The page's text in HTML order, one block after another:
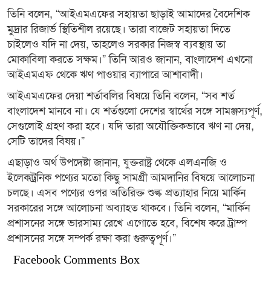
তিনি বলেন, “আইএমএফের সহায়তা ছাড়াই আমাদের বৈদেশিক
মুদ্রার রিজার্ভ স্থিতিশীল রয়েছে। তারা বাজেট সহায়তা দিতে
চাইলেও যদি না দেয়, তাহলেও সরকার নিজস্ব ব্যবস্থায় তা
মোকাবিলা করতে সক্ষম।” তিনি আরও জানান, বাংলাদেশ এখনো
আইএমএফ থেকে ঋণ পাওয়ার ব্যাপারে আশাবাদী।
আইএমএফের দেয়া শর্তাবলির বিষয়ে তিনি বলেন, “সব শর্ত
বাংলাদেশ মানবে না। যে শর্তগুলো দেশের স্বার্থের সঙ্গে সামঞ্জস্যপূর্ণ,
সেগুলোই গ্রহণ করা হবে। যদি তারা অযৌক্তিকভাবে ঋণ না দেয়,
সেটি তাদের বিষয়।”
এছাড়াও অর্থ উপদেষ্টা জানান, যুক্তরাষ্ট্র থেকে এলএনজি ও
ইলেকট্রনিক পণ্যের মতো কিছু সামগ্রী আমদানির বিষয়ে আলোচনা
চলছে। এসব পণ্যের ওপর অতিরিক্ত শুল্ক প্রত্যাহার নিয়ে মার্কিন
সরকারের সঙ্গে আলোচনা অব্যাহত থাকবে। তিনি বলেন, “মার্কিন
প্রশাসনের সঙ্গে ভারসাম্য রেখে এগোতে হবে, বিশেষ করে ট্রাম্প
প্রশাসনের সঙ্গে সম্পর্ক রক্ষা করা গুরুত্বপূর্ণ।”
Facebook Comments Box